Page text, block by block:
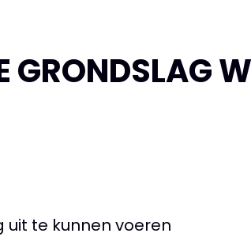
GRONDSLAG
te kunnen voeren